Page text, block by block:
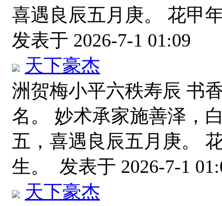
喜遇良辰五月庚。 花甲
发表于 2026-7-1 01:09
天下豪杰
洲贺梅小平六秩寿辰 书
名。 妙术承家施善泽，
五，喜遇良辰五月庚。
生。 发表于 2026-7-1
天下豪杰